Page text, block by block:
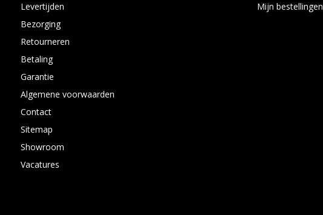
Levertijden
Bezorging
Retourneren
Betaling
Garantie
Algemene voorwaarden
Contact
Sitemap
Showroom
Vacatures
Mijn bestellingen